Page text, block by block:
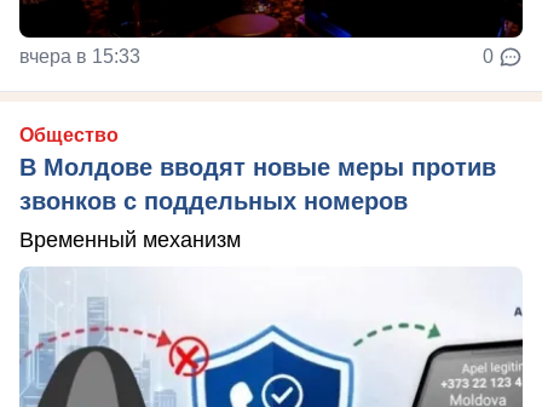
вчера в 15:33 0
Общество
В Молдове вводят новые меры против
звонков с поддельных номеров
Временный механизм